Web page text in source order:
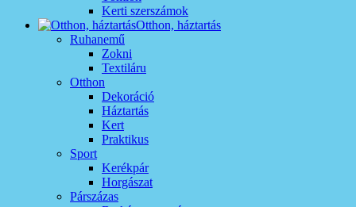
Kerti szerszámok
Otthon, háztartás
Ruhanemű
Zokni
Textiláru
Otthon
Dekoráció
Háztartás
Kert
Praktikus
Sport
Kerékpár
Horgászat
Párszázas